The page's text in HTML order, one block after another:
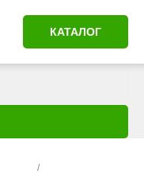
КАТАЛОГ
/